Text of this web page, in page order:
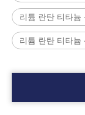
리튬 란탄 티타늄
리튬 란탄 티타늄